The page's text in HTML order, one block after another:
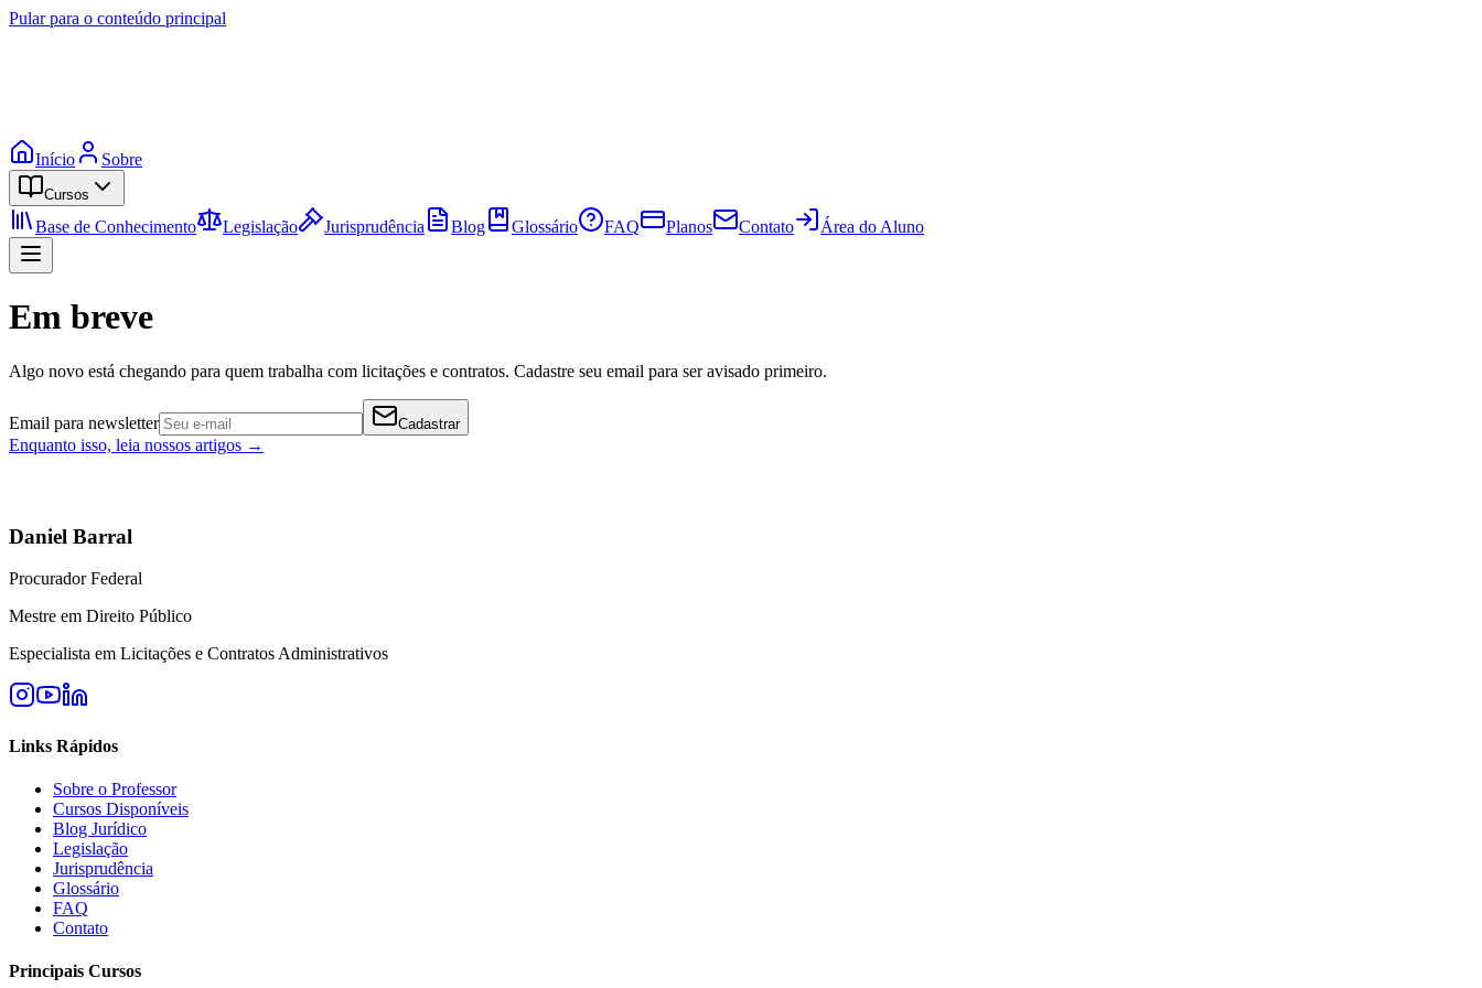
Pular para o conteúdo principal
Início Sobre
Cursos
Base de Conhecimento Legislação Jurisprudência Blog Glossário FAQ Planos Contato Área do Aluno
Em breve
Algo novo está chegando para quem trabalha com licitações e contratos. Cadastre seu email para ser avisado primeiro.
Email para newsletter Cadastrar
Enquanto isso, leia nossos artigos →
Daniel Barral
Procurador Federal
Mestre em Direito Público
Especialista em Licitações e Contratos Administrativos
Links Rápidos
Sobre o Professor
Cursos Disponíveis
Blog Jurídico
Legislação
Jurisprudência
Glossário
FAQ
Contato
Principais Cursos